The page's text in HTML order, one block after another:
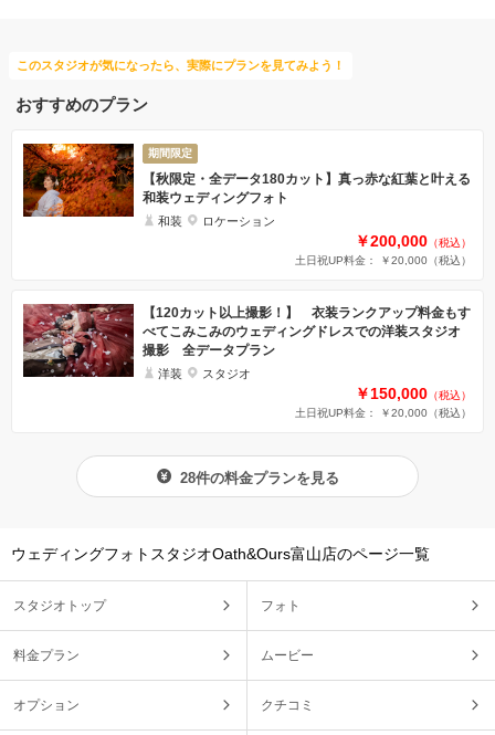
このスタジオが気になったら、実際にプランを見てみよう！
おすすめのプラン
期間限定
【秋限定・全データ180カット】真っ赤な紅葉と叶える
和装ウェディングフォト
和装 ロケーション
￥200,000 （税込）
土日祝UP料金： ￥20,000 （税込）
【120カット以上撮影！】 衣装ランクアップ料金もす
べてこみこみのウェディングドレスでの洋装スタジオ
撮影 全データプラン
洋装 スタジオ
￥150,000 （税込）
土日祝UP料金： ￥20,000 （税込）
28件の料金プランを見る
ウェディングフォトスタジオOath&Ours富山店のページ一覧
スタジオトップ フォト
料金プラン ムービー
オプション クチコミ